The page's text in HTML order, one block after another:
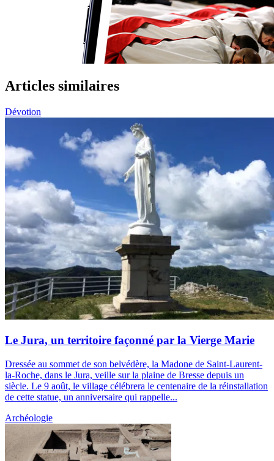
Articles similaires
Dévotion
Le Jura, un territoire façonné par la Vierge Marie
Dressée au sommet de son belvédère, la Madone de Saint-Laurent-
la-Roche, dans le Jura, veille sur la plaine de Bresse depuis un
siècle. Le 9 août, le village célébrera le centenaire de la réinstallation
de cette statue, un anniversaire qui rappelle...
Archéologie